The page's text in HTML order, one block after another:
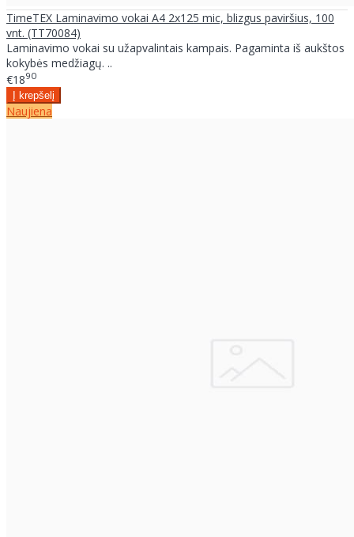
TimeTEX Laminavimo vokai A4 2x125 mic, blizgus paviršius, 100
vnt. (TT70084)
Laminavimo vokai su užapvalintais kampais. Pagaminta iš aukštos
kokybės medžiagų. ..
€1890
Naujiena